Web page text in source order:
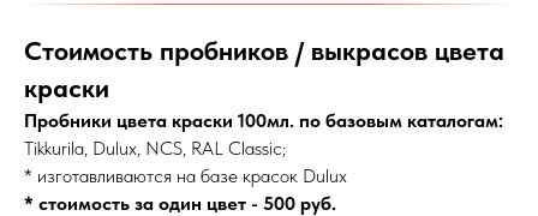
Стоимость пробников / выкрасов цвета
краски
Пробники цвета краски 100мл. по базовым каталогам:
Tikkurila, Dulux, NCS, RAL Classic;
* изготавливаются на базе красок Dulux
* стоимость за один цвет - 500 руб.